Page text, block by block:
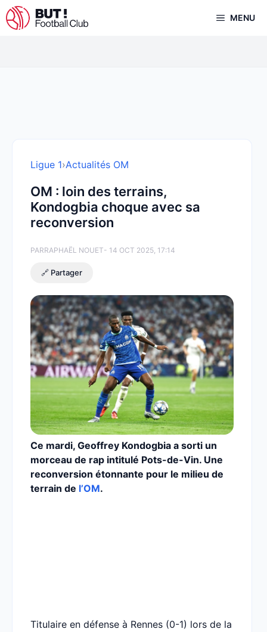
Aller
au
MENU
Ligue 1›Actualités OM
OM : loin des terrains,
Kondogbia choque avec sa
reconversion
PARRAPHAËL NOUET- 14 OCT 2025, 17:14
🔗 Partager
Ce mardi, Geoffrey Kondogbia a sorti un
morceau de rap intitulé Pots-de-Vin. Une
reconversion étonnante pour le milieu de
terrain de l’OM.
Titulaire en défense à Rennes (0-1) lors de la